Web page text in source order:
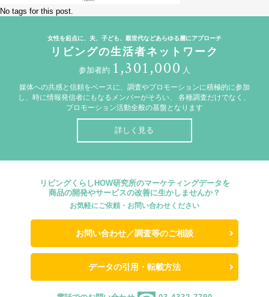
No tags for this post.
女性を起点に、夫、子ども、親世代などあらゆる層にアプローチ
リビングの生活者ネットワーク
参加者約 1,301,000 人
媒体への共感と信頼をベースに、調査やプロモーションに積極的に参加
し、時に情報発信者にもなるメンバーがそろい、
各種調査だけでなく、
プロモーション活動全般の基盤となります
詳しく見る
リビングくらしHOW研究所のマーケティングデータを
商品の開発やサービスの改善に生かしませんか？
お気軽にご依頼・お問い合わせください
お問い合わせ／調査等のご相談
データの引用・転載方法